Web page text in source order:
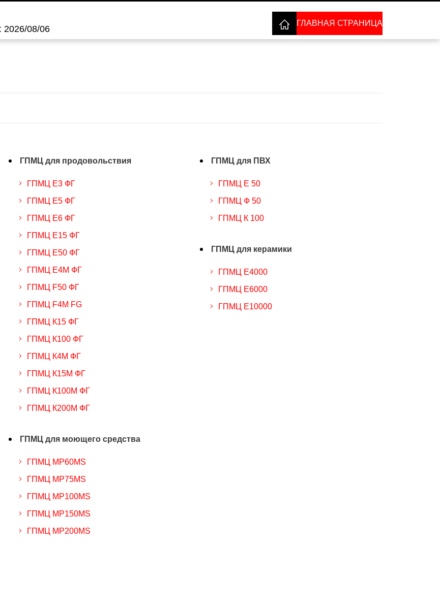
2026/08/06
ГЛАВНАЯ СТРАНИЦА
ГПМЦ для продовольствия
ГПМЦ Е3 ФГ
ГПМЦ Е5 ФГ
ГПМЦ Е6 ФГ
ГПМЦ Е15 ФГ
ГПМЦ Е50 ФГ
ГПМЦ Е4М ФГ
ГПМЦ F50 ФГ
ГПМЦ F4M FG
ГПМЦ К15 ФГ
ГПМЦ К100 ФГ
ГПМЦ К4М ФГ
ГПМЦ К15М ФГ
ГПМЦ К100М ФГ
ГПМЦ К200М ФГ
ГПМЦ для моющего средства
ГПМЦ MP60MS
ГПМЦ MP75MS
ГПМЦ MP100MS
ГПМЦ MP150MS
ГПМЦ MP200MS
ГПМЦ для ПВХ
ГПМЦ Е 50
ГПМЦ Ф 50
ГПМЦ К 100
ГПМЦ для керамики
ГПМЦ Е4000
ГПМЦ Е6000
ГПМЦ Е10000